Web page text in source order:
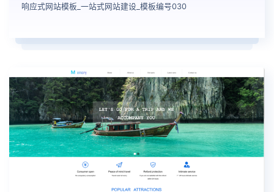
响应式网站模板_一站式网站建设_模板编号030